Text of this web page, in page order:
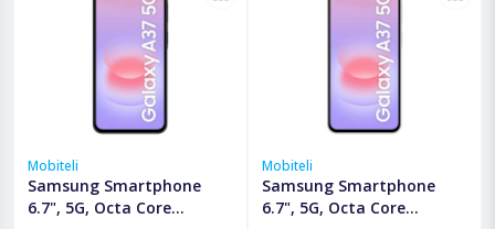
Mobiteli
Samsung Smartphone
6.7", 5G, Octa Core
Mobiteli
Samsung Smartphone
6.7", 5G, Octa Core